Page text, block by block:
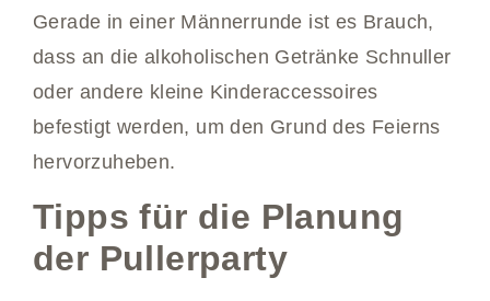
Gerade in einer Männerrunde ist es Brauch,
dass an die alkoholischen Getränke Schnuller
oder andere kleine Kinderaccessoires
befestigt werden, um den Grund des Feierns
hervorzuheben.
Tipps für die Planung
der Pullerparty